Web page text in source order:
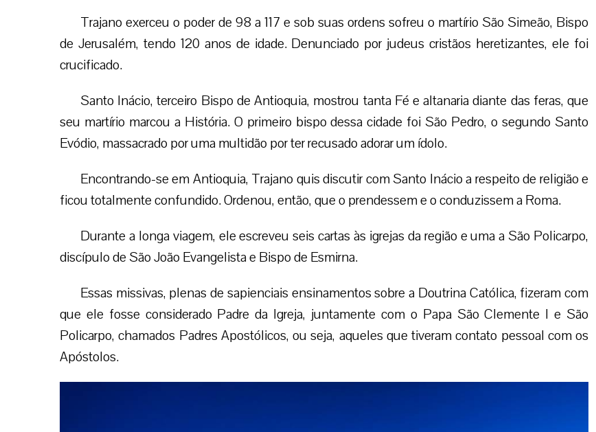
Trajano exerceu o poder de 98 a 117 e sob suas ordens sofreu o martírio São Simeão, Bispo
de Jerusalém, tendo 120 anos de idade. Denunciado por judeus cristãos heretizantes, ele foi
crucificado.
Santo Inácio, terceiro Bispo de Antioquia, mostrou tanta Fé e altanaria diante das feras, que
seu martírio marcou a História. O primeiro bispo dessa cidade foi São Pedro, o segundo Santo
Evódio, massacrado por uma multidão por ter recusado adorar um ídolo.
Encontrando-se em Antioquia, Trajano quis discutir com Santo Inácio a respeito de religião e
ficou totalmente confundido. Ordenou, então, que o prendessem e o conduzissem a Roma.
Durante a longa viagem, ele escreveu seis cartas às igrejas da região e uma a São Policarpo,
discípulo de São João Evangelista e Bispo de Esmirna.
Essas missivas, plenas de sapienciais ensinamentos sobre a Doutrina Católica, fizeram com
que ele fosse considerado Padre da Igreja, juntamente com o Papa São Clemente I e São
Policarpo, chamados Padres Apostólicos, ou seja, aqueles que tiveram contato pessoal com os
Apóstolos.